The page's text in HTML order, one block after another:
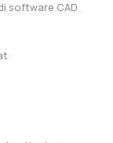
software CAD